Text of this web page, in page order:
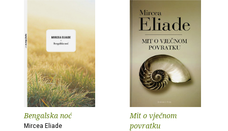
Bengalska noć
Mircea Eliade
Mit o vječnom
povratku